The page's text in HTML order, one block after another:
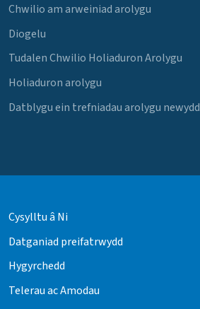
Chwilio am arweiniad arolygu
Diogelu
Tudalen Chwilio Holiaduron Arolygu
Holiaduron arolygu
Datblygu ein trefniadau arolygu newydd
Cysylltu â Ni
Datganiad preifatrwydd
Hygyrchedd
Telerau ac Amodau